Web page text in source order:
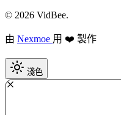
© 2026 VidBee.
由 Nexmoe 用 ❤️ 製作
淺色